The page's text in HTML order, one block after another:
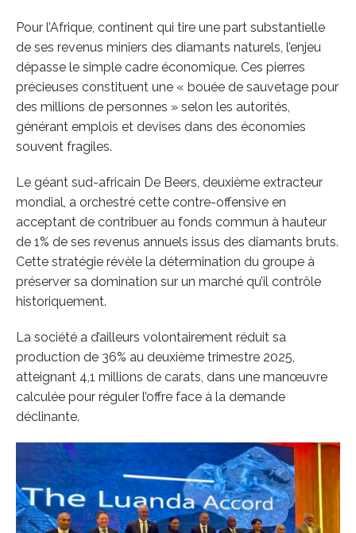
Pour l’Afrique, continent qui tire une part substantielle
de ses revenus miniers des diamants naturels, l’enjeu
dépasse le simple cadre économique. Ces pierres
précieuses constituent une « bouée de sauvetage pour
des millions de personnes » selon les autorités,
générant emplois et devises dans des économies
souvent fragiles.
Le géant sud-africain De Beers, deuxième extracteur
mondial, a orchestré cette contre-offensive en
acceptant de contribuer au fonds commun à hauteur
de 1% de ses revenus annuels issus des diamants bruts.
Cette stratégie révèle la détermination du groupe à
préserver sa domination sur un marché qu’il contrôle
historiquement.
La société a d’ailleurs volontairement réduit sa
production de 36% au deuxième trimestre 2025,
atteignant 4,1 millions de carats, dans une manœuvre
calculée pour réguler l’offre face à la demande
déclinante.